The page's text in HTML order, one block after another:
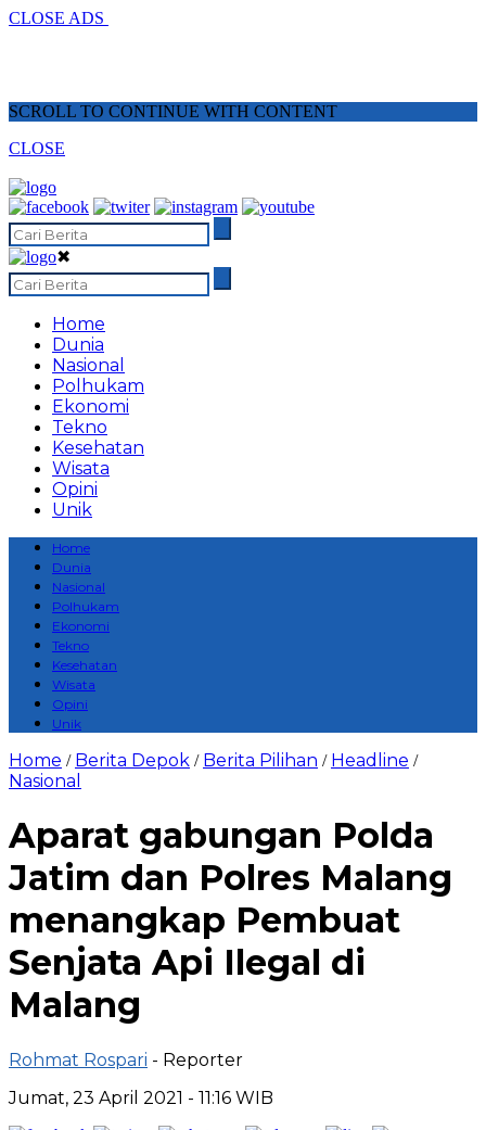
CLOSE ADS
SCROLL TO CONTINUE WITH CONTENT
CLOSE
✖
Home
Dunia
Nasional
Polhukam
Ekonomi
Tekno
Kesehatan
Wisata
Opini
Unik
Home
Dunia
Nasional
Polhukam
Ekonomi
Tekno
Kesehatan
Wisata
Opini
Unik
Home / Berita Depok / Berita Pilihan / Headline /
Nasional
Aparat gabungan Polda
Jatim dan Polres Malang
menangkap Pembuat
Senjata Api Ilegal di
Malang
Rohmat Rospari - Reporter
Jumat, 23 April 2021 - 11:16 WIB